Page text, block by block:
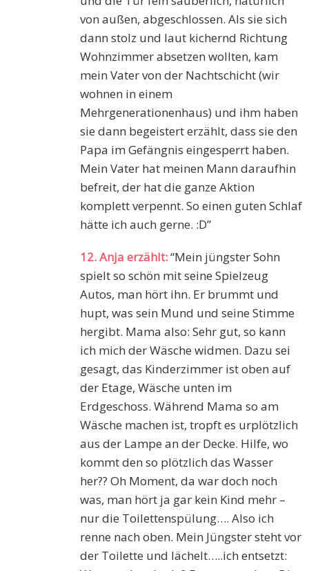
von außen, abgeschlossen. Als sie sich
dann stolz und laut kichernd Richtung
Wohnzimmer absetzen wollten, kam
mein Vater von der Nachtschicht (wir
wohnen in einem
Mehrgenerationenhaus) und ihm haben
sie dann begeistert erzählt, dass sie den
Papa im Gefängnis eingesperrt haben.
Mein Vater hat meinen Mann daraufhin
befreit, der hat die ganze Aktion
komplett verpennt. So einen guten Schlaf
hätte ich auch gerne. :D”
12. Anja erzählt:“Mein jüngster Sohn
spielt so schön mit seine Spielzeug
Autos, man hört ihn. Er brummt und
hupt, was sein Mund und seine Stimme
hergibt. Mama also: Sehr gut, so kann
ich mich der Wäsche widmen. Dazu sei
gesagt, das Kinderzimmer ist oben auf
der Etage, Wäsche unten im
Erdgeschoss. Während Mama so am
Wäsche machen ist, tropft es urplötzlich
aus der Lampe an der Decke. Hilfe, wo
kommt den so plötzlich das Wasser
her?? Oh Moment, da war doch noch
was, man hört ja gar kein Kind mehr –
nur die Toilettenspülung…. Also ich
renne nach oben. Mein Jüngster steht vor
der Toilette und lächelt…..ich entsetzt: